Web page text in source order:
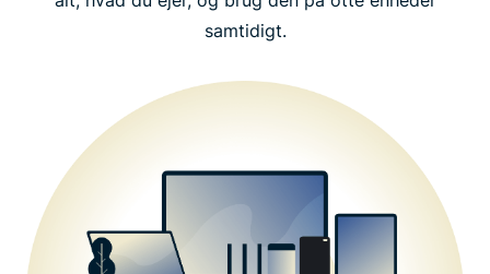
samtidigt.